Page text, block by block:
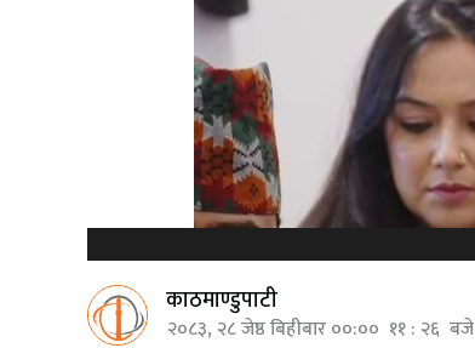
काठमाण्डुपाटी
२०८३, २८ जेष्ठ बिहीबार ००:०० ११ : २६ बजे